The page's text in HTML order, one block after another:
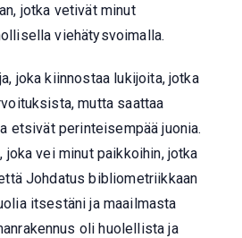
jotka vetivät minut
viehätysvoimalla.
joka kiinnostaa lukijoita, jotka
mutta saattaa
etsivät perinteisempää juonia.
joka vei minut paikkoihin, jotka
Johdatus bibliometriikkaan
itsestäni ja maailmasta
oli huolellista ja